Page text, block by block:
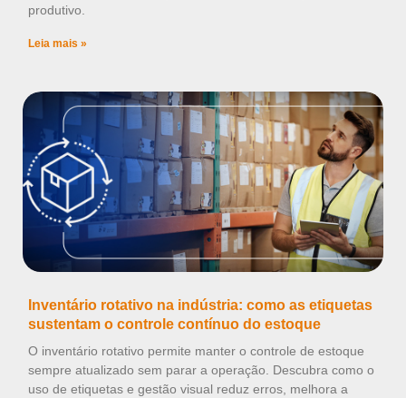
produtivo.
Leia mais »
Inventário rotativo na indústria: como as etiquetas
sustentam o controle contínuo do estoque
O inventário rotativo permite manter o controle de estoque
sempre atualizado sem parar a operação. Descubra como o
uso de etiquetas e gestão visual reduz erros, melhora a